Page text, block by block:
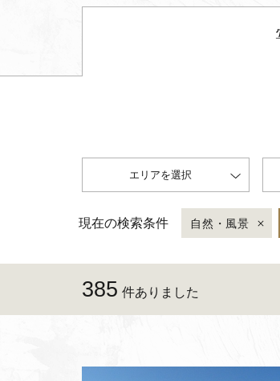
エリアを選択
現在の検索条件 自然・風景
385 件ありました